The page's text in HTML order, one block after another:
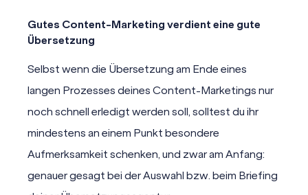
Gutes Content-Marketing verdient eine gute
Übersetzung
Selbst wenn die Übersetzung am Ende eines
langen Prozesses deines Content-Marketings nur
noch schnell erledigt werden soll, solltest du ihr
mindestens an einem Punkt besondere
Aufmerksamkeit schenken, und zwar am Anfang:
genauer gesagt bei der Auswahl bzw. beim Briefing